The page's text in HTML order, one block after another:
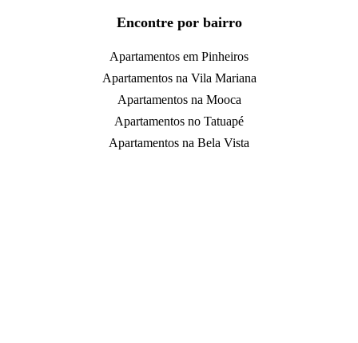
Encontre por bairro
Apartamentos em Pinheiros
Apartamentos na Vila Mariana
Apartamentos na Mooca
Apartamentos no Tatuapé
Apartamentos na Bela Vista